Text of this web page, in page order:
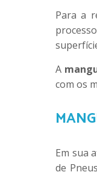
Para a
A
com os
Em sua
de